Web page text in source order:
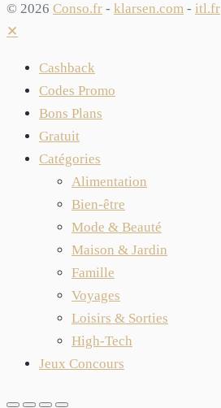
© 2026 Conso.fr - klarsen.com - itl.fr
✕
Cashback
Codes Promo
Bons Plans
Gratuit
Catégories
Alimentation
Bien-être
Mode & Beauté
Maison & Jardin
Famille
Voyages
Loisirs & Sorties
High-Tech
Jeux Concours